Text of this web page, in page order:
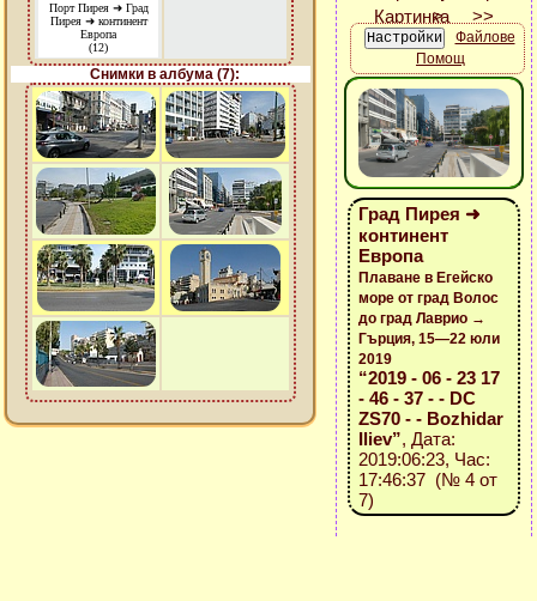
Порт Пирея ➜ Град
Пирея ➜ континент
Европа
(12)
Снимки в албума (7):
Файлове
Помощ
Град Пирея ➜
континент
Европа
Плаване в Егейско
море от град Волос
до град Лаврио →
Гърция, 15—22 юли
2019
“2019 - 06 - 23 17
- 46 - 37 - - DC
ZS70 - - Bozhidar
Iliev”, Дата:
2019:06:23, Час:
17:46:37 (№ 4 от
7)